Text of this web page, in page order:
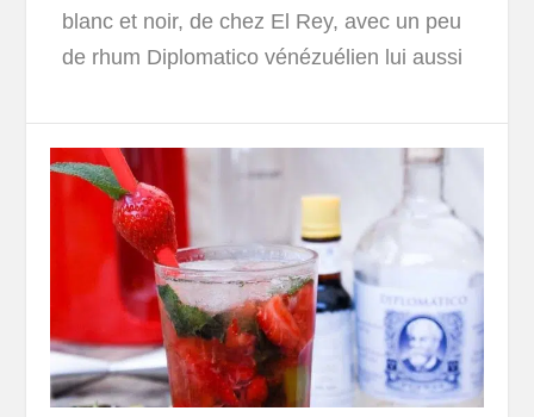
blanc et noir, de chez El Rey, avec un peu
de rhum Diplomatico vénézuélien lui aussi